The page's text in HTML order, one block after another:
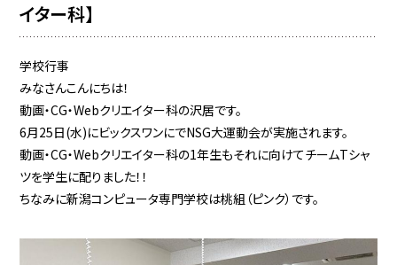
イター科】
学校行事
みなさんこんにちは！
動画・CG・Webクリエイター科の沢居です。
6月25日(水)にビックスワンにでNSG大運動会が実施されます。
動画・CG・Webクリエイター科の1年生もそれに向けてチームTシャ
ツを学生に配りました！！
ちなみに新潟コンピュータ専門学校は桃組（ピンク）です。